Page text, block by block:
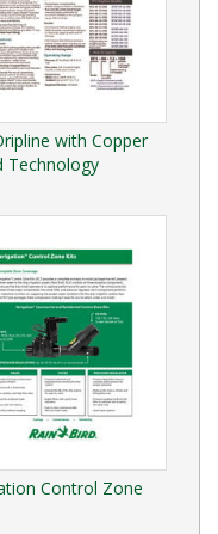
with Copper
Technology
Control Zone